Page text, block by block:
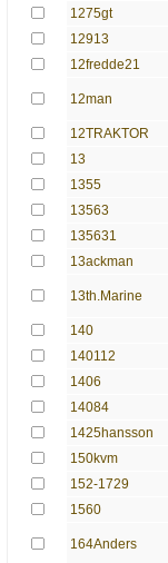
1275gt
12913
12fredde21
12man
12TRAKTOR
13
1355
13563
135631
13ackman
13th.Marine
140
140112
1406
14084
1425hansson
150kvm
152-1729
1560
164Anders